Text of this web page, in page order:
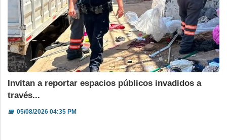
Invitan a reportar espacios públicos invadidos a
través...
📅05/08/2026 04:35 PM